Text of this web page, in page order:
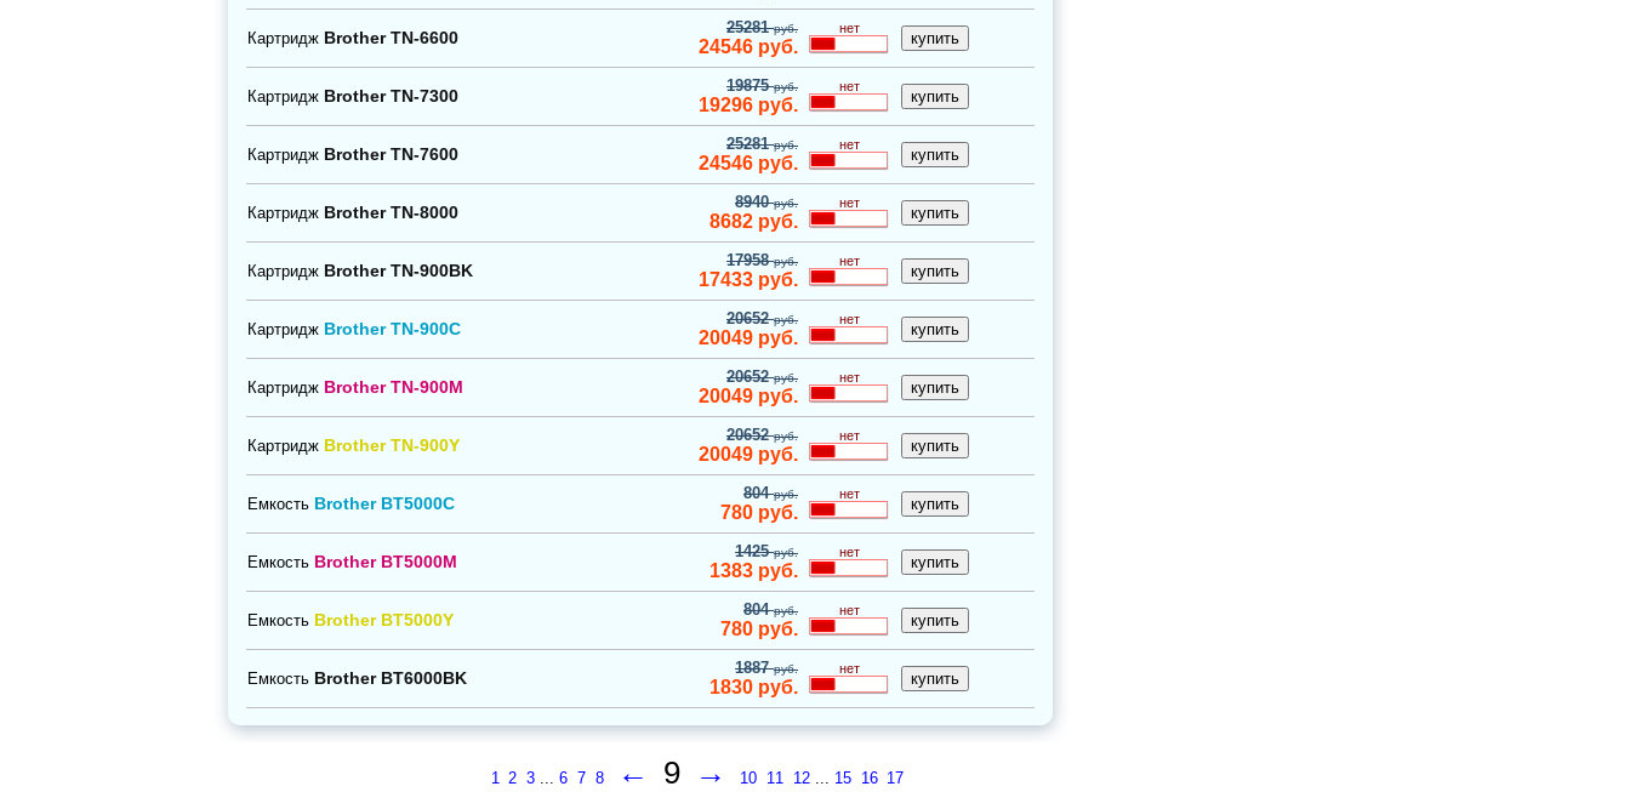
Картридж Brother TN-6600
25281руб.
24546 руб.
нет
Картридж Brother TN-7300
19875руб.
19296 руб.
нет
Картридж Brother TN-7600
25281руб.
24546 руб.
нет
Картридж Brother TN-8000
8940руб.
8682 руб.
нет
Картридж Brother TN-900BK
17958руб.
17433 руб.
нет
Картридж Brother TN-900C
20652руб.
20049 руб.
нет
Картридж Brother TN-900M
20652руб.
20049 руб.
нет
Картридж Brother TN-900Y
20652руб.
20049 руб.
нет
Емкость Brother BT5000C
804руб.
780 руб.
нет
Емкость Brother BT5000M
1425руб.
1383 руб.
нет
Емкость Brother BT5000Y
804руб.
780 руб.
нет
Емкость Brother BT6000BK
1887руб.
1830 руб.
нет
1 2 3 6 7 8 ← 9 → 10 11 12 15 16 17